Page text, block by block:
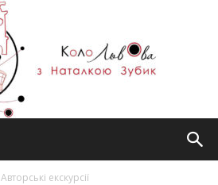
Авторські екскурсії